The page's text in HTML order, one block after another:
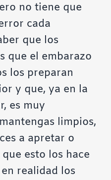
no tiene que
cada
que los
que el embarazo
los preparan
y que, ya en la
es muy
limpios,
a apretar o
esto los hace
realidad los